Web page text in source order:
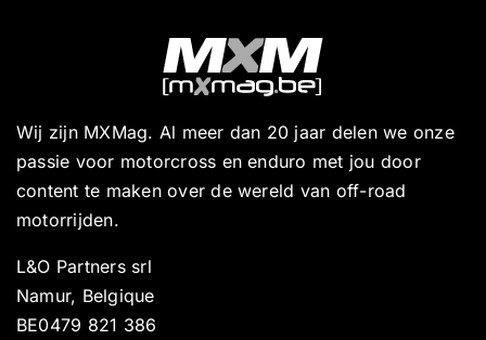
Wij zijn MXMag. Al meer dan 20 jaar delen we onze
passie voor motorcross en enduro met jou door
content te maken over de wereld van off-road
motorrijden.
L&O Partners srl
Namur, Belgique
BE0479 821 386